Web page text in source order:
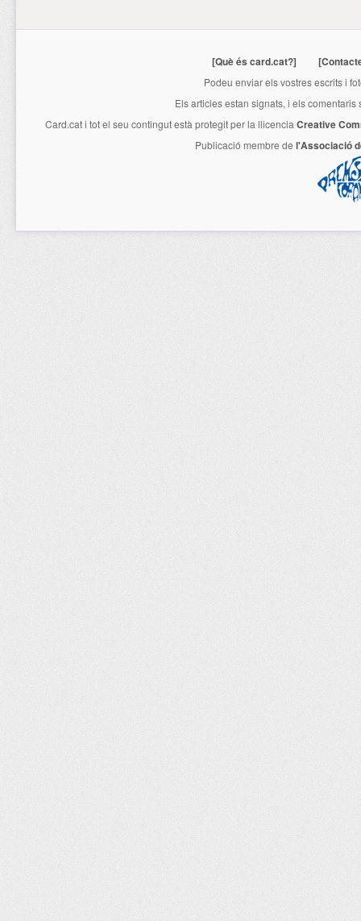
[Què és card.cat?]
Podeu enviar els vostres escrits i
Els articles estan signats, i els
Card.cati tot el seu contingut està protegit per la llicenciaCreative
Publicació membre de l'Associació